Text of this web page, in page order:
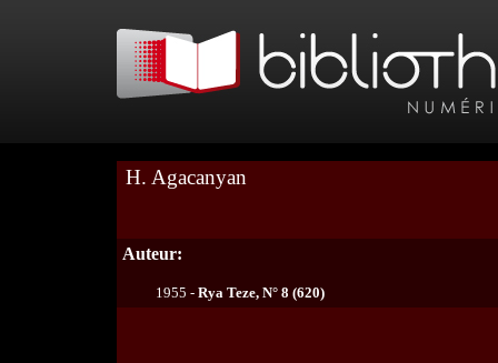
H. Agacanyan
Auteur:
1955 - Rya Teze, N° 8 (620)